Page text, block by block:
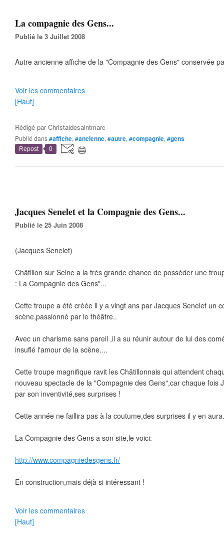
La compagnie des Gens...
Publié le 3 Juillet 2008
Autre ancienne affiche de la "Compagnie des Gens" conservée
Voir les commentaires
[Haut]
Rédigé parChristaldesaintmarc
Publié dans#affiche, #ancienne, #autre, #compagnie, #gens
Repost 0
Jacques Senelet et la Compagnie des Gens...
Publié le 25 Juin 2008
(Jacques Senelet)
Châtillon sur Seine a la très grande chance de posséder une
: La Compagnie des Gens"...
Cette troupe a été créée il y a vingt ans par Jacques Senelet un
scène,passionné par le théâtre..
Avec un charisme sans pareil ,il a su réunir autour de lui des
insuflé l'amour de la scène....
Cette troupe magnifique ravit les Châtillonnais qui attendent
nouveau spectacle de la "Compagnie des Gens",car chaque fois
par son inventivité,ses surprises !
Cette année ne faillira pas à la coutume,des surprises il y en
La Compagnie des Gens a son site,le voici:
http://www.compagniedesgens.fr/
En construction,mais déjà si intéressant !
Voir les commentaires
[Haut]